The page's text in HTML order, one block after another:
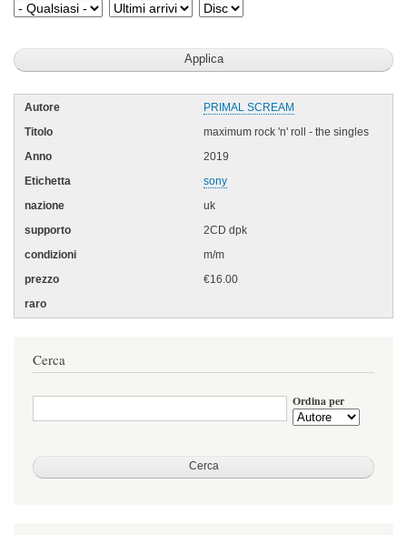
PRIMAL SCREAM
maximum rock 'n' roll - the singles
2019
sony
uk
2CD dpk
m/m
€16.00
Cerca
Ordina per